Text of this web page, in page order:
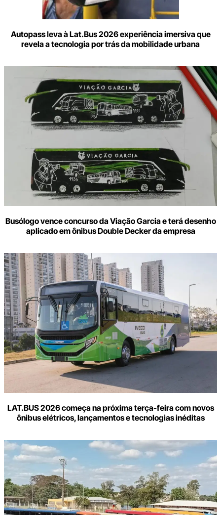
Autopass leva à Lat.Bus 2026 experiência imersiva que
revela a tecnologia por trás da mobilidade urbana
Busólogo vence concurso da Viação Garcia e terá desenho
aplicado em ônibus Double Decker da empresa
LAT.BUS 2026 começa na próxima terça-feira com novos
ônibus elétricos, lançamentos e tecnologias inéditas